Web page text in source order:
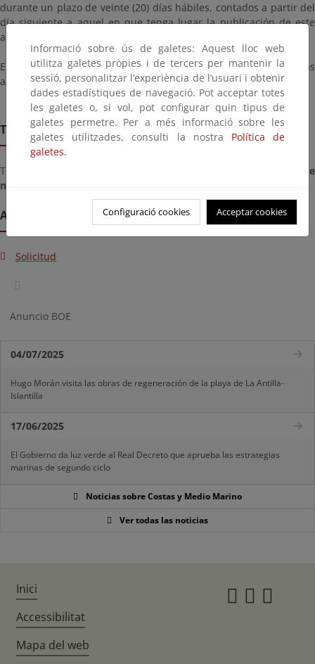
durante un plazo de veinte (20) días hábiles, contados a partir del
día siguiente a aquel en que tenga lugar la publicación de este
anuncio, y podrá ser consultada a continuación.
En el plazo indicado, los interesados podrán presentar las
alegaciones que estimen oportunas.
Termini de remissió
Termini per presentar documents des del dia
dimecres, 17 de de
novembre de 2021
Annexos
Solicitud
Anuncio BOE
04/07/2025
Hugo Morán visita las obras de regeneración de la playa de La Antilla-
Islantilla
17/06/2025
El Gobierno da luz verde al Real Decreto que aprueba las estrategias
marinas de segundo ciclo
Noticias sobre Costas y Medio Marino
Ver todas las noticias
Informació sobre ús de galetes: Aquest lloc web
utilitza galetes pròpies i de tercers per mantenir la
sessió, personalitzar l’experiència de l’usuari i obtenir
dades estadístiques de navegació. Pot acceptar totes
les galetes o, si vol, pot configurar quin tipus de
galetes permetre. Per a més informació sobre les
galetes utilitzades, consulti la nostra Política de
galetes.
Configuració cookies Acceptar cookies
Inici
Accessibilitat
Mapa del web